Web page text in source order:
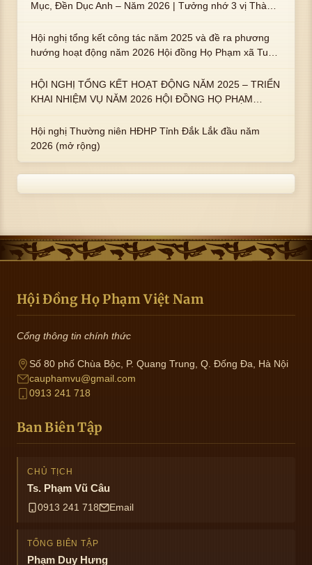
Mục, Đền Dục Anh – Năm 2026 | Tưởng nhớ 3 vị Thành
trai : ngài Phạm Huy, Phạm Miện
Hội nghị tổng kết công tác năm 2025 và đề ra phương
hướng hoạt động năm 2026 Hội đồng Họ Phạm xã Tuy
HỘI NGHỊ TỔNG KẾT HOẠT ĐỘNG NĂM 2025 – TRIỂN
KHAI NHIỆM VỤ NĂM 2026 HỘI ĐỒNG HỌ PHẠM
Hội nghị Thường niên HĐHP Tỉnh Đắk Lắk đầu năm
2026 (mở rộng)
Hội Đồng Họ Phạm Việt Nam
Cổng thông tin chính thức
Số 80 phố Chùa Bộc, P. Quang Trung, Q. Đống Đa, Hà Nội
cauphamvu@gmail.com
0913 241 718
Ban Biên Tập
CHỦ TỊCH
Ts. Phạm Vũ Câu
0913 241 718 Email
TỔNG BIÊN TẬP
Phạm Duy Hưng